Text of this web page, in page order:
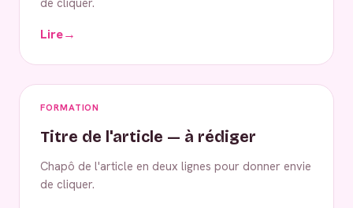
Lire→
FORMATION
Titre de l'article — à rédiger
Chapô de l'article en deux lignes pour donner envie
de cliquer.